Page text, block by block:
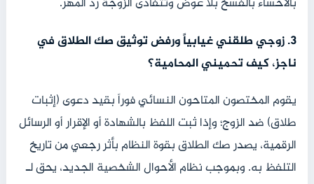
3. زوجي طلقني غيابياً ورفض توثيق صك الطلاق في
ناجز، كيف تحميني المحامية؟
يقوم المختصون المتاحون النسائي فوراً بقيد دعوى (إثبات
طلاق) ضد الزوج؛ وإذا ثبت اللفظ بالشهادة أو الإقرار أو الرسائل
الرقمية، يصدر صك الطلاق بقوة النظام بأثر رجعي من تاريخ
التلفظ به. وبموجب نظام الأحوال الشخصية الجديد، يحق لـ